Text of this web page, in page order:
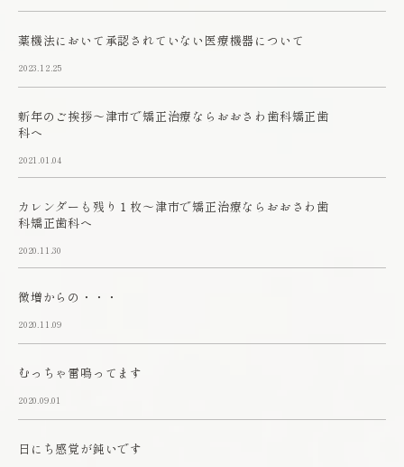
薬機法において承認されていない医療機器について
2023.12.25
新年のご挨拶～津市で矯正治療ならおおさわ歯科矯正歯
科へ
2021.01.04
カレンダーも残り１枚～津市で矯正治療ならおおさわ歯
科矯正歯科へ
2020.11.30
微増からの・・・
2020.11.09
むっちゃ雷鳴ってます
2020.09.01
日にち感覚が鈍いです